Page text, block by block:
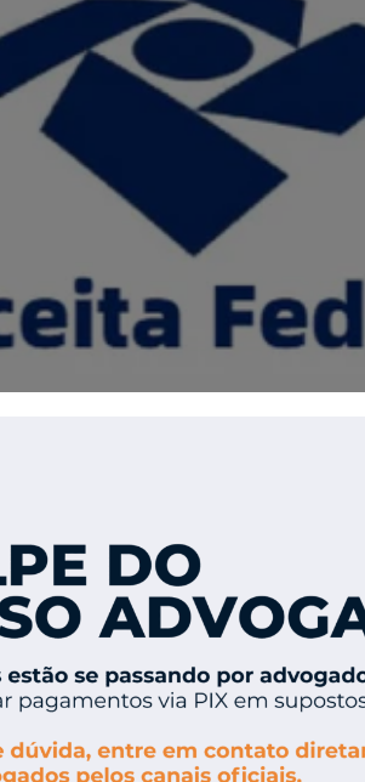
encaminhou ofício à
diversas regiões relataram
essenciais e o
solicita a previsão de
impactadas.